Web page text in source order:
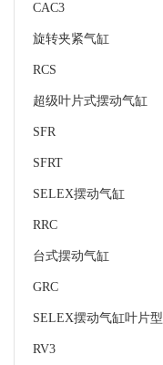
CAC3
旋转夹紧气缸
RCS
超级叶片式摆动气缸
SFR
SFRT
SELEX摆动气缸
RRC
台式摆动气缸
GRC
SELEX摆动气缸叶片型
RV3